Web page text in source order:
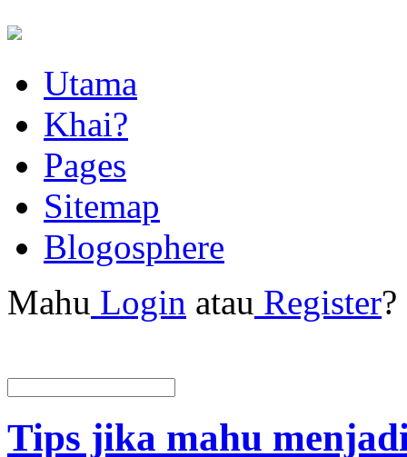
Utama
Khai?
Pages
Sitemap
Blogosphere
Mahu Login atau Register?
Tips jika mahu